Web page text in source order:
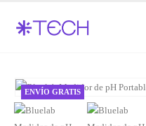
ENVÍO GRATIS